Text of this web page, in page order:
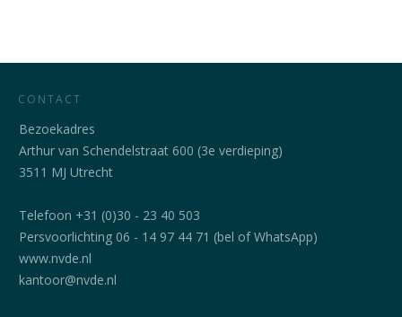
CONTACT
Bezoekadres
Arthur van Schendelstraat 600 (3e verdieping)
3511 MJ Utrecht
Telefoon +31 (0)30 - 23 40 503
Persvoorlichting 06 - 14 97 44 71 (bel of WhatsApp)
www.nvde.nl
kantoor@nvde.nl